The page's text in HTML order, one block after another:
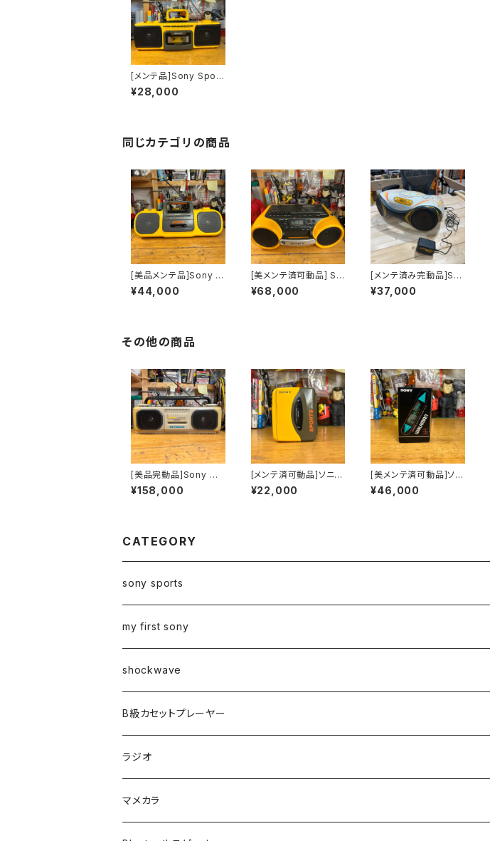
[メンテ品]Sony Sport
s CFS-920 ラジカセ
¥28,000
同じカテゴリの商品
[美品メンテ品]Sony S
ports CFS-905 ラジ
カセ
¥44,000
[美メンテ済可動品] So
ny Sports CDラジカ
セ CFD-980
¥68,000
[メンテ済み完動品]So
ny S2 ZS-X1
¥37,000
その他の商品
[美品完動品]Sony OU
TBACK CFS-D960
希少モデル
¥158,000
[メンテ済可動品]ソニー
スポーツカセットウォー
クマン sonysports W
¥22,000
[美メンテ済可動品]ソニ
ーカセットウォークマン
sony WM-102
¥46,000
CATEGORY
sony sports
my first sony
shockwave
B級カセットプレーヤー
ラジオ
マメカラ